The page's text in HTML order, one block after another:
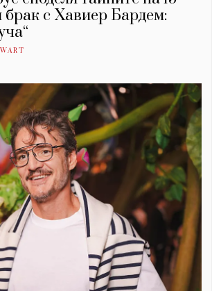
брак с Хавиер Бардем: